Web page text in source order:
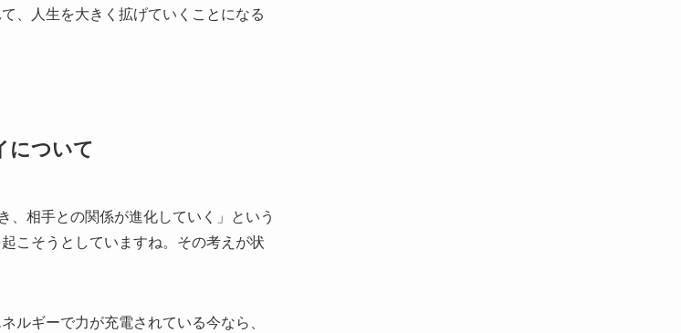
、人生を大きく拡げていくことになる
について
、相手との関係が進化していく」という
こそうとしていますね。その考えが状
ルギーで力が充電されている今なら、